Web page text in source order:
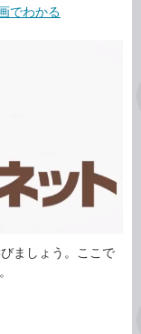
でわかる
ましょう。ここで